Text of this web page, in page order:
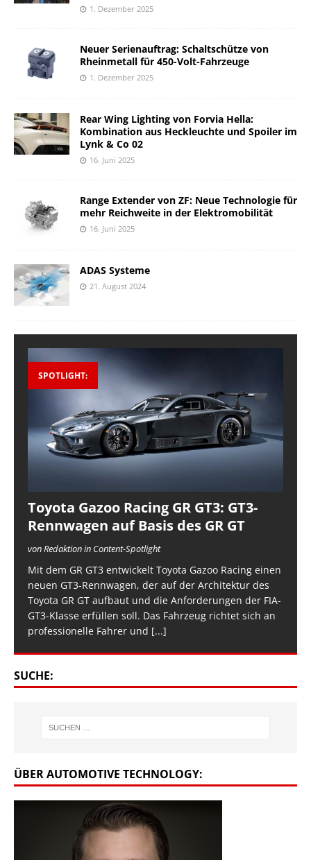
1. Dezember 2025
Neuer Serienauftrag: Schaltschütze von
Rheinmetall für 450-Volt-Fahrzeuge
1. Dezember 2025
Rear Wing Lighting von Forvia Hella:
Kombination aus Heckleuchte und Spoiler im
Lynk & Co 02
16. Juni 2025
Range Extender von ZF: Neue Technologie für
mehr Reichweite in der Elektromobilität
16. Juni 2025
ADAS Systeme
21. August 2024
SPOTLIGHT:
Toyota Gazoo Racing GR GT3: GT3-
Rennwagen auf Basis des GR GT
von Redaktion in Content-Spotlight
Mit dem GR GT3 entwickelt Toyota Gazoo Racing einen
neuen GT3-Rennwagen, der auf der Architektur des
Toyota GR GT aufbaut und die Anforderungen der FIA-
GT3-Klasse erfüllen soll. Das Fahrzeug richtet sich an
professionelle Fahrer und [...]
SUCHE:
ÜBER AUTOMOTIVE TECHNOLOGY: